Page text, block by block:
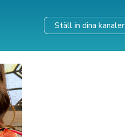
Ställ in dina kanaler